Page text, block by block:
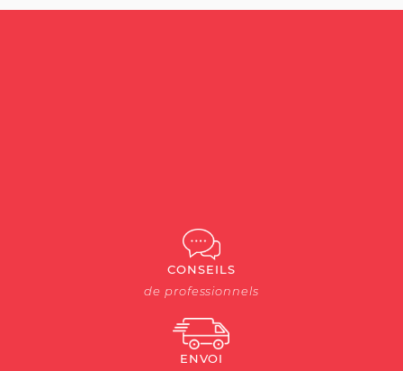
CONSEILS
de professionnels
ENVOI